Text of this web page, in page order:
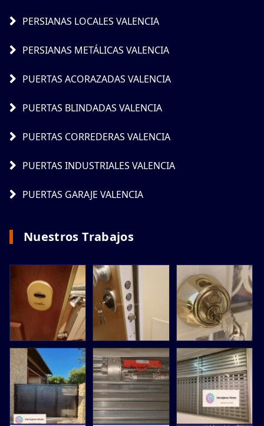
PERSIANAS LOCALES VALENCIA
PERSIANAS METÁLICAS VALENCIA
PUERTAS ACORAZADAS VALENCIA
PUERTAS BLINDADAS VALENCIA
PUERTAS CORREDERAS VALENCIA
PUERTAS INDUSTRIALES VALENCIA
PUERTAS GARAJE VALENCIA
Nuestros Trabajos